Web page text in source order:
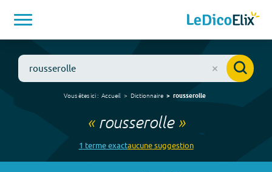
Vous êtes ici : Accueil Dictionnaire rousserolle
« rousserolle»
1 termeexactaucunesuggestion